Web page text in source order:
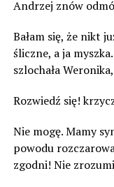
Andrzej znów
Bałam się, że nikt
śliczne, a ja
szlochała
Rozwiedź się!
Nie mogę. Mamy
powodu
zgodni! Nie